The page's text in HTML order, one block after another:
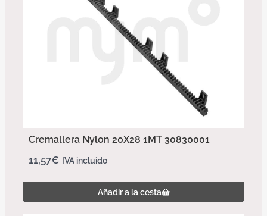
Cremallera Nylon 20X28 1MT 30830001
11,57€ IVA incluido
Añadir a la cesta